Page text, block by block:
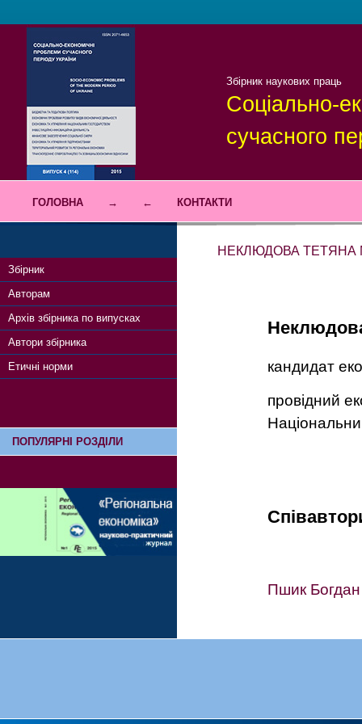
Збірник наукових праць
Соціально-
сучасного
ГОЛОВНА → ← КОНТАКТИ
Збірник
Авторам
Архів збірника по випусках
Автори збірника
Етичні норми
ПОПУЛЯРНІ РОЗДІЛИ
НЕКЛЮДОВА ТЕТЯНА
кандидат
провідний
Пшик Богдан